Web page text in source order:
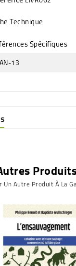
Technique
Spécifiques
13
Un Autre Produit À La